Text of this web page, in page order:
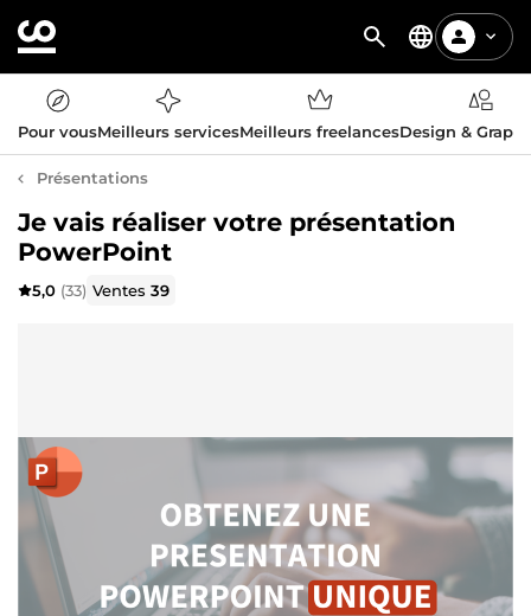
Pour vousMeilleurs servicesMeilleurs freelancesDesign &
Présentations
Je vais réaliser votre présentation
PowerPoint
5,0 (33) Ventes39